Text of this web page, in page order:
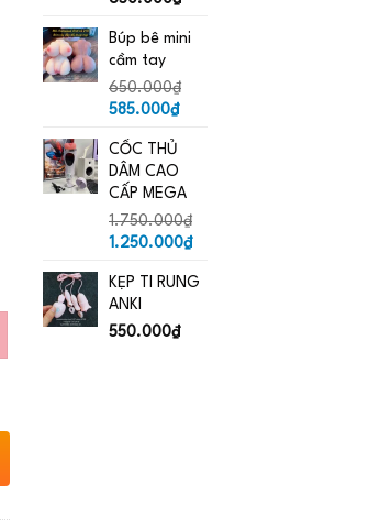
Búp bê mini
cầm tay
650.000₫
Giá
là:
650.000₫.
585.000₫Giá
585.000₫.
CỐC THỦ
DÂM CAO
CẤP MEGA
1.750.000₫
Giá
là:
1.750.000₫.
1.250.000₫Giá
tại
KẸP TI RUNG
ANKI
550.000₫